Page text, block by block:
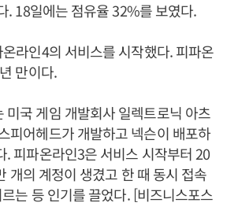
. 18일에는 점유율 32%를 보였다.
라인4의 서비스를 시작했다. 피파온
만이다.
미국 게임 개발회사 일렉트로닉 아츠
피어헤드가 개발하고 넥슨이 배포하
. 피파온라인3은 서비스 시작부터 20
개의 계정이 생겼고 한 때 동시 접속
는 등 인기를 끌었다. [비즈니스포스